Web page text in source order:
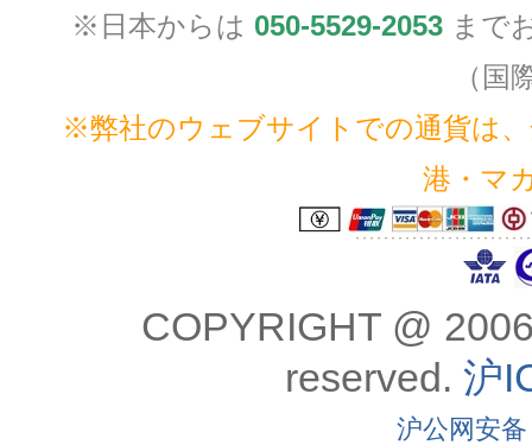
※日本からは 050-5529-2053 まで
（国
※弊社のウェブサイトでの通貨は
港・マ
COPYRIGHT @
reserved. 沪
沪公网安